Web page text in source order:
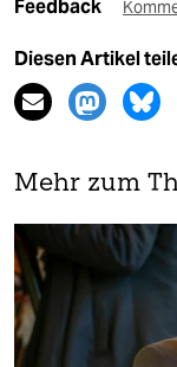
Feedback
Diesen Artikel
Mehr zum